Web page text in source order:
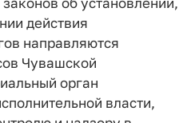
действия
направляются
Чувашской
орган
власти,